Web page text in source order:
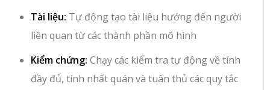
Tài liệu: Tự động tạo tài liệu hướng đến người
liên quan từ các thành phần mô hình
Kiểm chứng: Chạy các kiểm tra tự động về tính
đầy đủ, tính nhất quán và tuân thủ các quy tắc